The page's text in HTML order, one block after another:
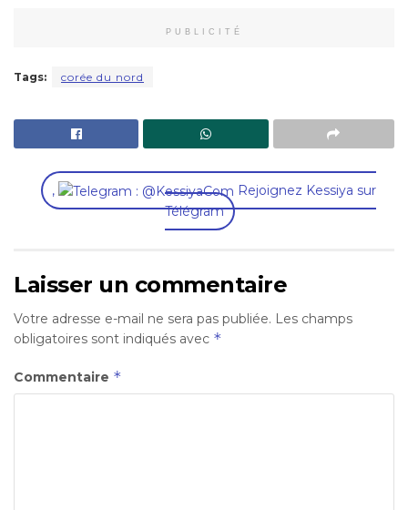
PUBLICITÉ
Tags: corée du nord
,
Rejoignez Kessiya sur
Télégram
Laisser un commentaire
Votre adresse e-mail ne sera pas publiée. Les champs
obligatoires sont indiqués avec *
Commentaire *